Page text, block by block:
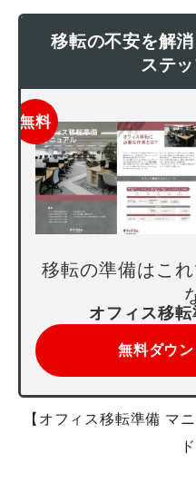
移転の不安を解
ステ
無料
移転の準備はこ
オフィス移
無料ダウ
【オフィス移転準備 マ